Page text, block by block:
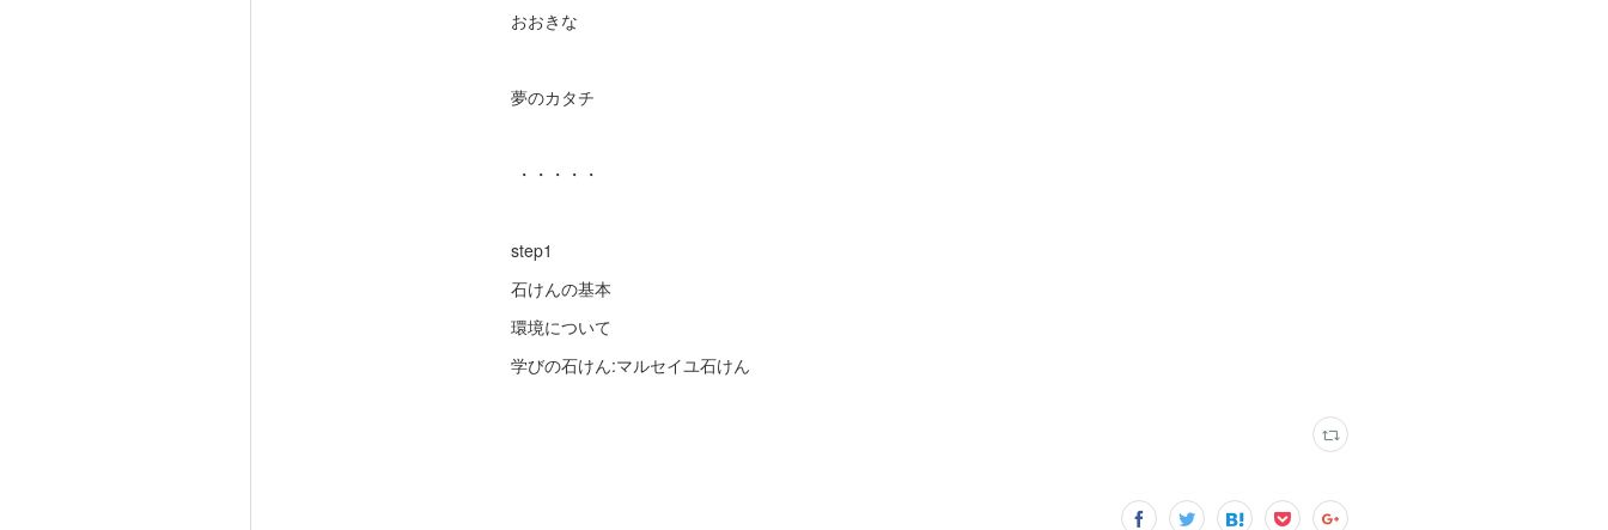
おおきな
夢のカタチ
・・・・・
step1
石けんの基本
環境について
学びの石けん:マルセイユ石けん